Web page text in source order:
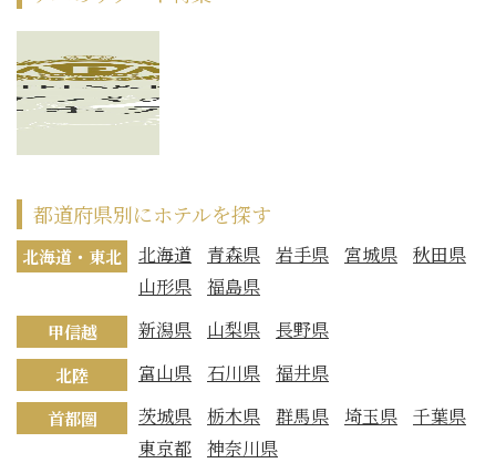
都道府県別にホテルを探す
北海道・東北 北海道 青森県 岩手県 宮城県
秋田県
山形県
福島県
甲信越 新潟県 山梨県 長野県
北陸 富山県 石川県 福井県
首都圏 茨城県 栃木県 群馬県 埼玉県
千葉県
東京都
神奈川県